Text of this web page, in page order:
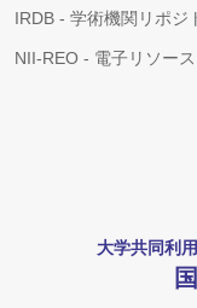
IRDB - 学術機関リポジ
NII-REO - 電子リソー
大学共同利